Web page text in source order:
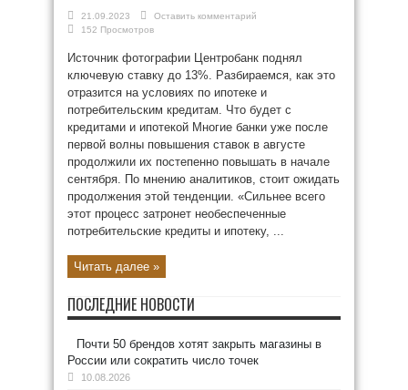
21.09.2023
Оставить комментарий
152 Просмотров
Источник фотографии Центробанк поднял
ключевую ставку до 13%. Разбираемся, как это
отразится на условиях по ипотеке и
потребительским кредитам. Что будет с
кредитами и ипотекой Многие банки уже после
первой волны повышения ставок в августе
продолжили их постепенно повышать в начале
сентября. По мнению аналитиков, стоит ожидать
продолжения этой тенденции. «Сильнее всего
этот процесс затронет необеспеченные
потребительские кредиты и ипотеку, ...
Читать далее »
ПОСЛЕДНИЕ НОВОСТИ
Почти 50 брендов хотят закрыть магазины в
России или сократить число точек
10.08.2026